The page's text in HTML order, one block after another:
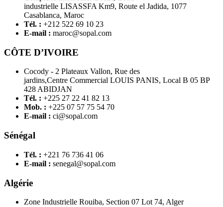
industrielle LISASSFA Km9, Route el Jadida, 1077
Casablanca, Maroc
Tél. : +212 522 69 10 23
E-mail : maroc@sopal.com
CÔTE D’IVOIRE
Cocody - 2 Plateaux Vallon, Rue des
jardins,Centre Commercial LOUIS PANIS, Local B 05 BP
428 ABIDJAN
Tél. : +225 27 22 41 82 13
Mob. : +225 07 57 75 54 70
E-mail : ci@sopal.com
Sénégal
Tél. : +221 76 736 41 06
E-mail : senegal@sopal.com
Algérie
Zone Industrielle Rouiba, Section 07 Lot 74, Alger